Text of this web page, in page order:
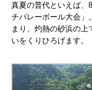
真夏の普代といえば、
チバレーボール大会」
まり、灼熱の砂浜の
いをくりひろげます。